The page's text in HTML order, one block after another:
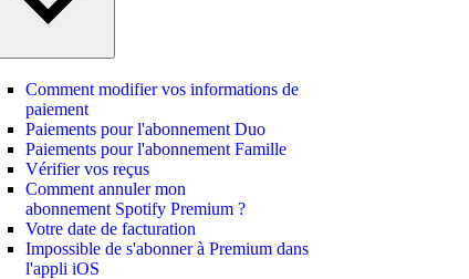
Comment modifier vos informations de
paiement
Paiements pour l'abonnement Duo
Paiements pour l'abonnement Famille
Vérifier vos reçus
Comment annuler mon
abonnement Spotify Premium ?
Votre date de facturation
Impossible de s'abonner à Premium dans
l'appli iOS